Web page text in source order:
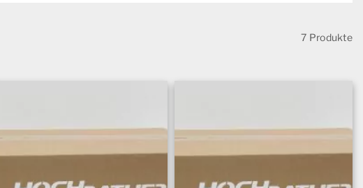
7 Produkte